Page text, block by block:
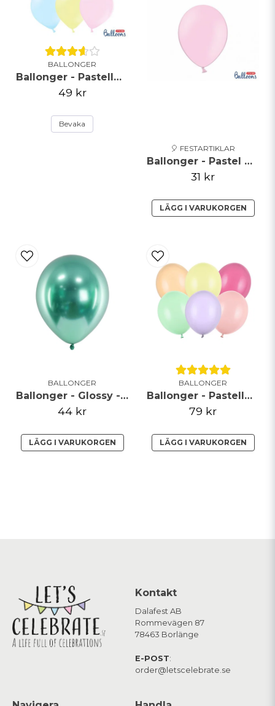
BALLONGER
Ballonger - Pastellmix - 23cm - 50pack
49 kr
Bevaka
🎈 FESTARTIKLAR
Ballonger - Pastel Baby Pink
31 kr
LÄGG I VARUKORGEN
BALLONGER
Ballonger - Glossy - Grön
44 kr
LÄGG I VARUKORGEN
BALLONGER
Ballonger - Pastellmix - 12cm - 100pack
79 kr
LÄGG I VARUKORGEN
Kontakt
Dalafest AB
Rommevägen 87
78463 Borlänge
E-POST:
order@letscelebrate.se